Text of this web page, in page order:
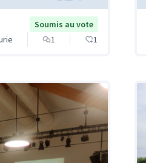
Soumis au vote
1 1